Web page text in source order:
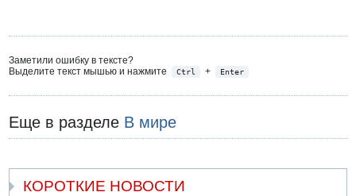
Заметили ошибку в тексте?
Выделите текст мышью и нажмите
Ctrl + Enter
Еще в разделе В мире
КОРОТКИЕ НОВОСТИ